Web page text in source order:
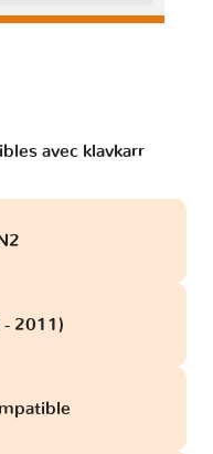
avec klavkarr
- 2011)